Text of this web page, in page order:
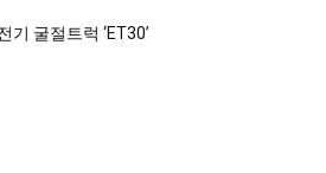
굴절트럭 ‘ET30’